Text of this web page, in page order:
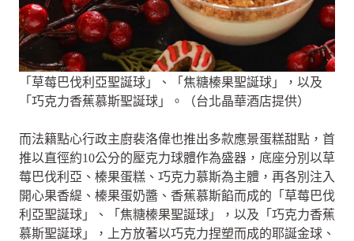
「草莓巴伐利亞聖誕球」、「焦糖榛果聖誕球」，以及
「巧克力香蕉慕斯聖誕球」。（台北晶華酒店提供）
而法籍點心行政主廚裴洛偉也推出多款應景蛋糕甜點，首
推以直徑約10公分的壓克力球體作為盛器，底座分別以草
莓巴伐利亞、榛果蛋糕、巧克力慕斯為主體，再各別注入
開心果香緹、榛果蛋奶醬、香蕉慕斯餡而成的「草莓巴伐
利亞聖誕球」、「焦糖榛果聖誕球」，以及「巧克力香蕉
慕斯聖誕球」，上方放著以巧克力捏塑而成的耶誕金球、